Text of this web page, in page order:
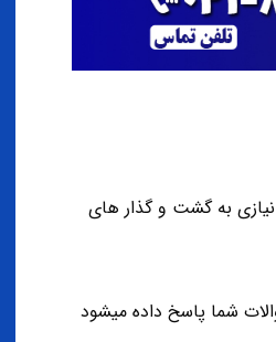
به گشت و گذار های
شما پاسخ داده میشود